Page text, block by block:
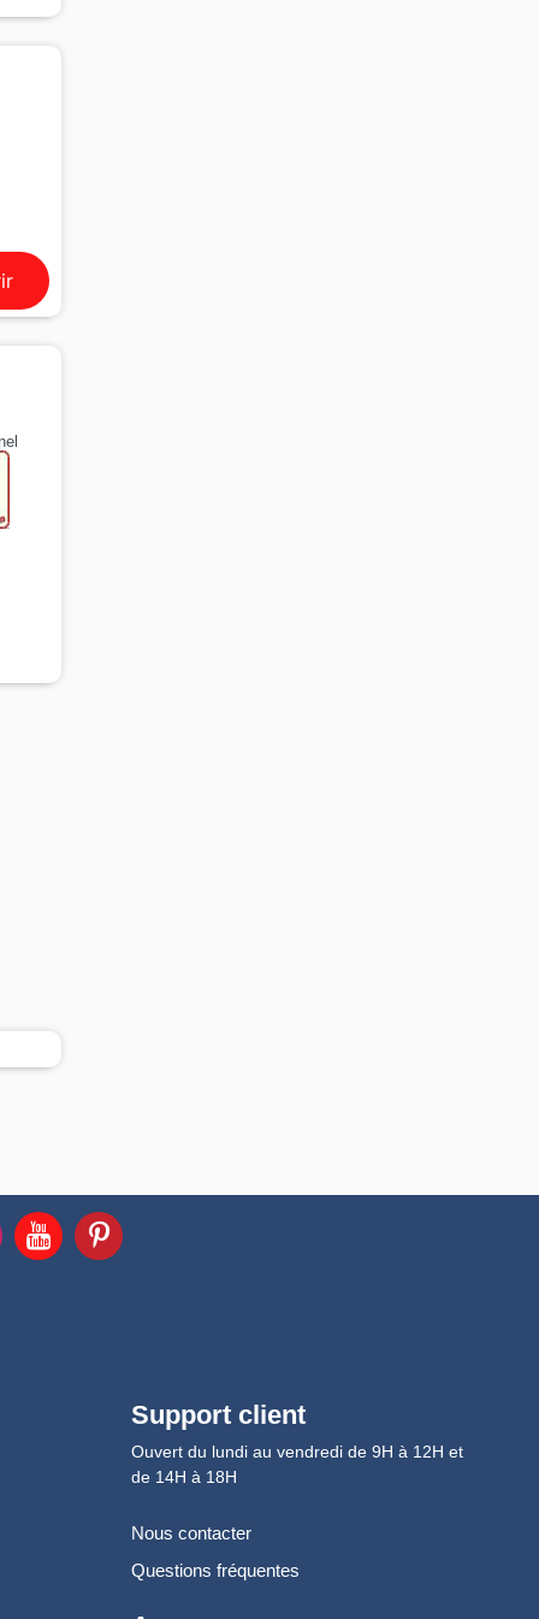
Support client
Ouvert du lundi au vendredi de 9H à 12H et
de 14H à 18H
Nous contacter
Questions fréquentes